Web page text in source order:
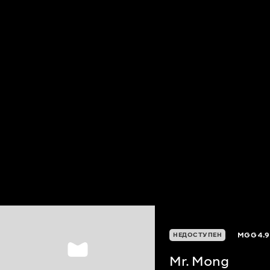
НЕДОСТУПЕН MGG4.9
Mr. Mong